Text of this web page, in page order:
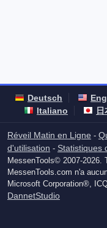
Deutsch
Italiano
Réveil Matin en Ligne -
d'utilisation - Statistiques
MessenTools© 2007-2026.
MessenTools.com n'a
Microsoft Corporation®,
DannetStudio